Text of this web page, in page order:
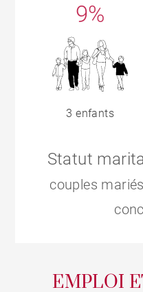
9%
3 enfants
Statut
couples mariés
EMPLOI